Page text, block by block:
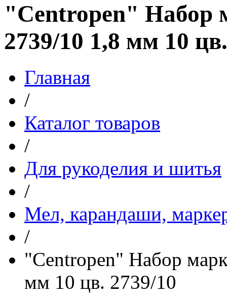
"Centropen" Набор
2739/10 1,8 мм 10
Главная
/
Каталог товаров
/
Для рукоделия и шитья
/
Мел, карандаши,
/
"Centropen" Набор
мм 10 цв. 2739/10